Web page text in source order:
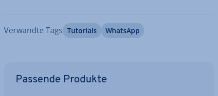
Verwandte Tags Tutorials WhatsApp
Passende Produkte